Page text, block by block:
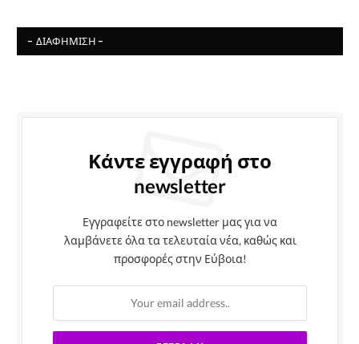
- ΔΙΑΦΉΜΙΣΗ -
Κάντε εγγραφή στο
newsletter
Εγγραφείτε στο newsletter μας για να
λαμβάνετε όλα τα τελευταία νέα, καθώς και
προσφορές στην Εύβοια!